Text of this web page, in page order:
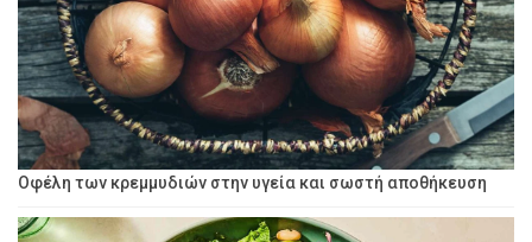
Οφέλη των κρεμμυδιών στην υγεία και σωστή αποθήκευση